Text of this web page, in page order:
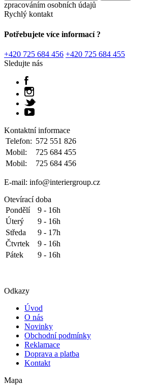
zpracováním osobních údajů
Rychlý kontakt
Potřebujete více informací ?
+420 725 684 456 +420 725 684 455
Sledujte nás
Kontaktní informace
Telefon: 572 551 826
Mobil:
725 684 455
Mobil:
725 684 456
E-mail: info@interiergroup.cz
Otevírací doba
Pondělí
9 - 16h
Úterý
9 - 16h
Středa
9 - 17h
Čtvrtek
9 - 16h
Pátek
9 - 16h
Odkazy
Úvod
O nás
Novinky
Obchodní podmínky
Reklamace
Doprava a platba
Kontakt
Mapa